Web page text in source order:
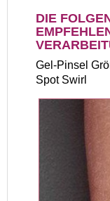
DIE
Gel-Pinsel
Spot Swirl